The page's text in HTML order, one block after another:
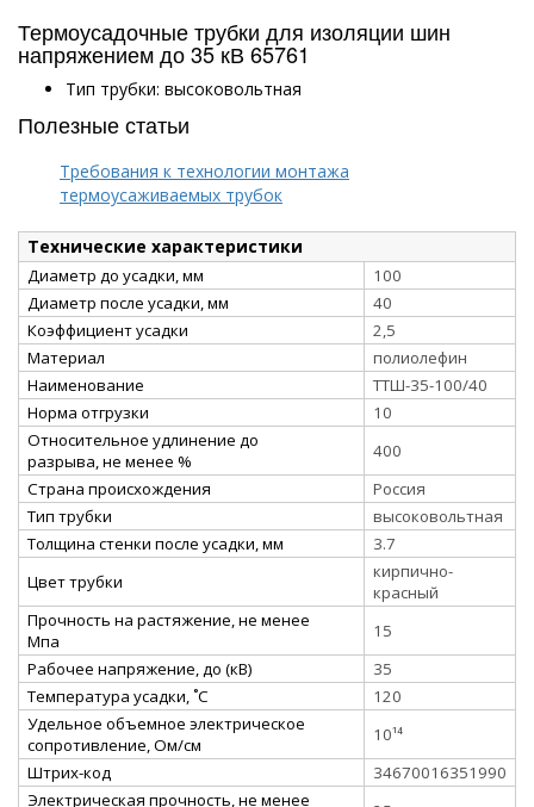
Термоусадочные трубки для изоляции шин
напряжением до 35 кВ 65761
Тип трубки: высоковольтная
Полезные статьи
Требования к технологии монтажа
термоусаживаемых трубок
Технические характеристики
Диаметр до усадки, мм
100
Диаметр после усадки, мм
40
Коэффициент усадки
2,5
Материал
полиолефин
Наименование
ТТШ-35-100/40
Норма отгрузки
10
Относительное удлинение до
разрыва, не менее %
400
Страна происхождения
Россия
Тип трубки
высоковольтная
Толщина стенки после усадки, мм
3.7
Цвет трубки
кирпично-
красный
Прочность на растяжение, не менее
Мпа
15
Рабочее напряжение, до (кВ)
35
Температура усадки, ˚С
120
Удельное объемное электрическое
сопротивление, Ом/см
10¹⁴
Штрих-код
34670016351990
Электрическая прочность, не менее